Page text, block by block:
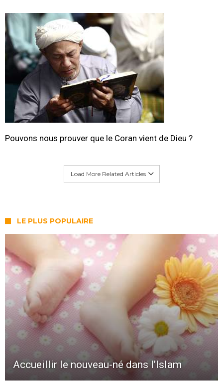
Pouvons nous prouver que le Coran vient de Dieu ?
Load More Related Articles
LE PLUS POPULAIRE
Accueillir le nouveau-né dans l’Islam